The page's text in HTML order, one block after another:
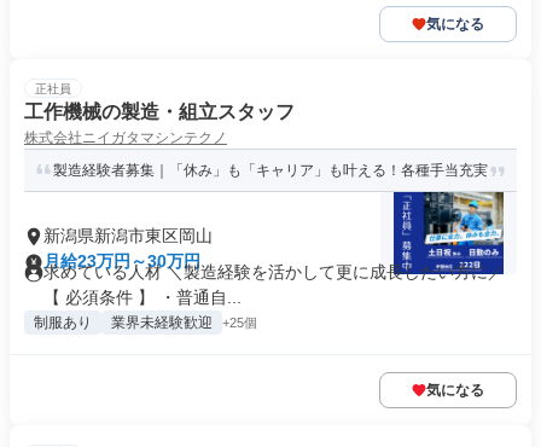
気になる
正社員
工作機械の製造・組立スタッフ
株式会社ニイガタマシンテクノ
製造経験者募集｜「休み」も「キャリア」も叶える！各種手当充実
新潟県新潟市東区岡山
月給23万円～30万円
求めている人材 ＼製造経験を活かして更に成長したい方に／
【 必須条件 】 ・普通自...
制服あり 業界未経験歓迎 +25個
気になる